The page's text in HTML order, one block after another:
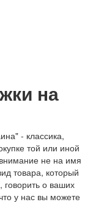
на
- классика,
той или иной
не на имя
товара, который
о ваших
у нас вы можете